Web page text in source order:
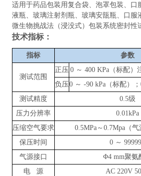
适用于药品包装用复合袋、泡罩包装、口
液瓶、玻璃注射剂瓶、玻璃安瓿瓶、口服
微生物挑战法（浸没式）包装系统密封性
技术指标：
指标 参数
测试范围
正压 0 ～ 400 KPa（标配）
负压0 ～ -90 kPa（标配）；
测试精度
0.5级
压力分辨率
0.01kPa
压缩空气要求
0.5MPa～0.7Mpa（气
保压时间
0 ～
气源接口
Φ4 mm聚氨
电 源
AC 220V